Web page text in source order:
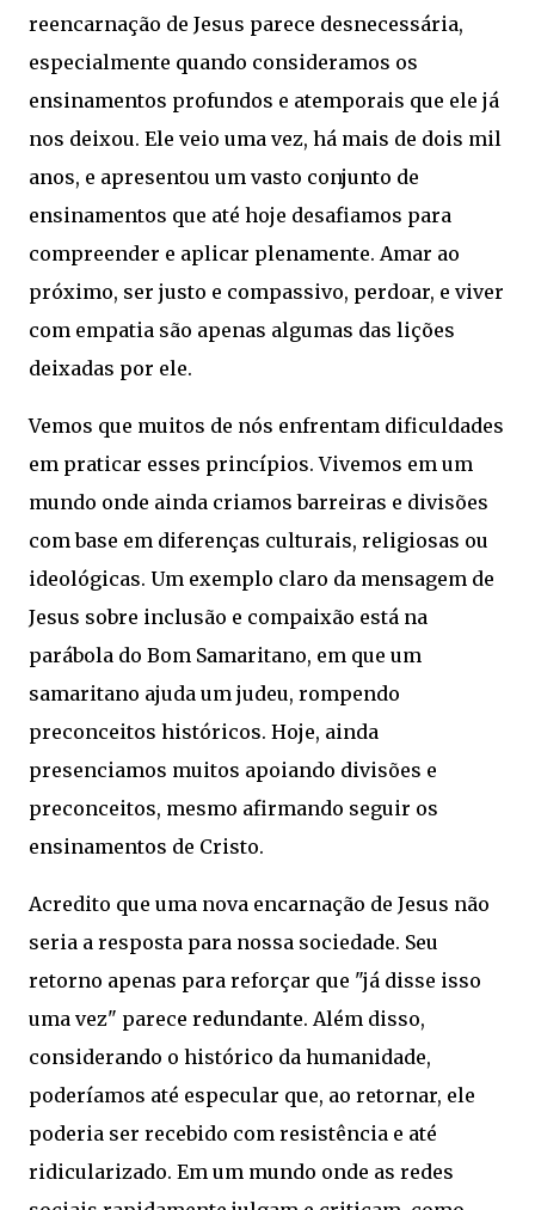
reencarnação de Jesus parece desnecessária,
especialmente quando consideramos os
ensinamentos profundos e atemporais que ele já
nos deixou. Ele veio uma vez, há mais de dois mil
anos, e apresentou um vasto conjunto de
ensinamentos que até hoje desafiamos para
compreender e aplicar plenamente. Amar ao
próximo, ser justo e compassivo, perdoar, e viver
com empatia são apenas algumas das lições
deixadas por ele.
Vemos que muitos de nós enfrentam dificuldades
em praticar esses princípios. Vivemos em um
mundo onde ainda criamos barreiras e divisões
com base em diferenças culturais, religiosas ou
ideológicas. Um exemplo claro da mensagem de
Jesus sobre inclusão e compaixão está na
parábola do Bom Samaritano, em que um
samaritano ajuda um judeu, rompendo
preconceitos históricos. Hoje, ainda
presenciamos muitos apoiando divisões e
preconceitos, mesmo afirmando seguir os
ensinamentos de Cristo.
Acredito que uma nova encarnação de Jesus não
seria a resposta para nossa sociedade. Seu
retorno apenas para reforçar que "já disse isso
uma vez" parece redundante. Além disso,
considerando o histórico da humanidade,
poderíamos até especular que, ao retornar, ele
poderia ser recebido com resistência e até
ridicularizado. Em um mundo onde as redes